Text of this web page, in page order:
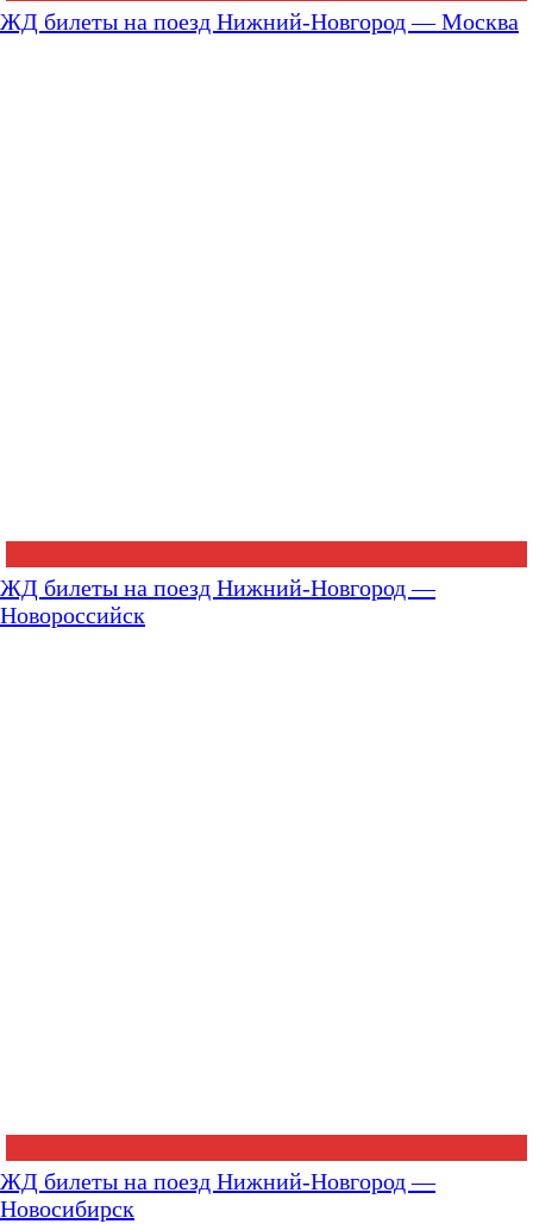
ЖД билеты на поезд Нижний-Новгород — Москва
ЖД билеты на поезд Нижний-Новгород —
Новороссийск
ЖД билеты на поезд Нижний-Новгород —
Новосибирск